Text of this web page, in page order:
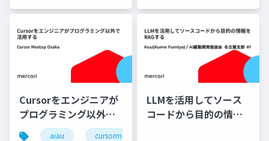
Cursorをエンジニアが
プログラミング以外で
活用するaiau cursormeetup
LLMを活用してソース
コードから目的の情報